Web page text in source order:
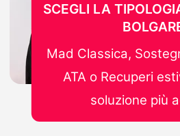
SCEGLI LA
Mad Classica,
ATA o Recuperi
soluzione più